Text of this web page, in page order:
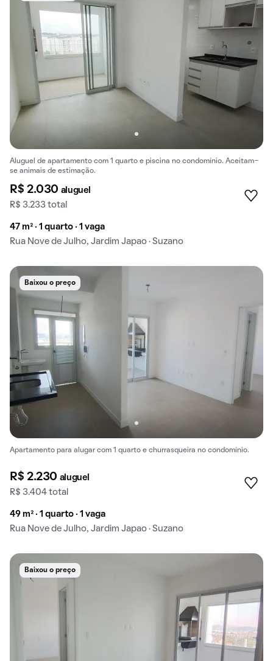
Aluguel de apartamento com 1 quarto e piscina no condomínio. Aceitam-
se animais de estimação.
R$ 2.030 aluguel
R$ 3.233 total
47 m² · 1 quarto · 1 vaga
Rua Nove de Julho, Jardim Japao · Suzano
Baixou o preço
Apartamento para alugar com 1 quarto e churrasqueira no condomínio.
R$ 2.230 aluguel
R$ 3.404 total
49 m² · 1 quarto · 1 vaga
Rua Nove de Julho, Jardim Japao · Suzano
Baixou o preço